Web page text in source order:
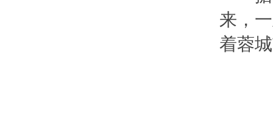
来，
着蓉